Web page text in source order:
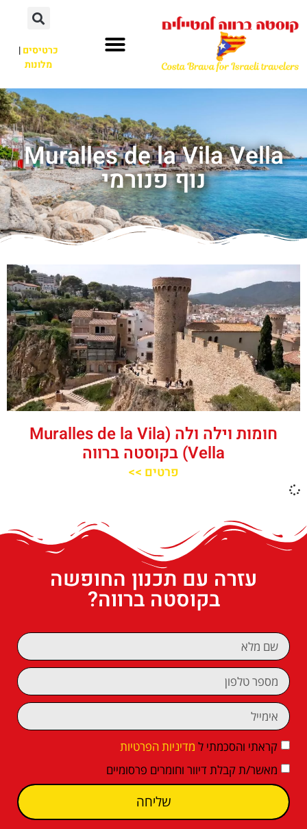
כרטיסים|
מלונות
Muralles de la Vila Vella
נוף פנורמי
חומות וילה ולה (Muralles de la Vila
Vella) בקוסטה ברווה
פרטים >>
עזרה עם תכנון החופשה
בקוסטה ברווה?
קראתי והסכמתי ל מדיניות הפרטיות
מאשר/ת קבלת דיוור וחומרים פרסומיים
שליחה